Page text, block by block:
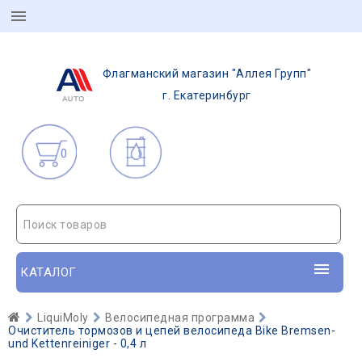
Флагманский магазин "Аллея Групп"
г. Екатеринбург
0
Поиск товаров
КАТАЛОГ
LiquiMoly
Велосипедная программа
Очиститель тормозов и цепей велосипеда Bike Bremsen-
und Kettenreiniger - 0,4 л